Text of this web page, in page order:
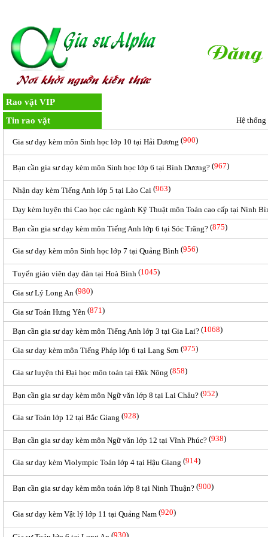
Rao vặt VIP
Tin rao vặt
Hệ
Gia sư dạy kèm môn Sinh học lớp 10 tại Hải Dương (900)
Bạn cần gia sư dạy kèm môn Sinh học lớp 6 tại Bình Dương? (967)
Nhận dạy kèm Tiếng Anh lớp 5 tại Lào Cai (963)
Dạy kèm luyện thi Cao học các ngành Kỹ Thuật môn Toán cao cấp tại Ninh
Bạn cần gia sư dạy kèm môn Tiếng Anh lớp 6 tại Sóc Trăng? (875)
Gia sư dạy kèm môn Sinh học lớp 7 tại Quảng Bình (956)
Tuyển giáo viên dạy đàn tại Hoà Bình (1045)
Gia sư Lý Long An (980)
Gia sư Toán Hưng Yên (871)
Bạn cần gia sư dạy kèm môn Tiếng Anh lớp 3 tại Gia Lai? (1068)
Gia sư dạy kèm môn Tiếng Pháp lớp 6 tại Lạng Sơn (975)
Gia sư luyện thi Đại học môn toán tại Đăk Nông (858)
Bạn cần gia sư dạy kèm môn Ngữ văn lớp 8 tại Lai Châu? (952)
Gia sư Toán lớp 12 tại Bắc Giang (928)
Bạn cần gia sư dạy kèm môn Ngữ văn lớp 12 tại Vĩnh Phúc? (938)
Gia sư dạy kèm Violympic Toán lớp 4 tại Hậu Giang (914)
Bạn cần gia sư dạy kèm môn toán lớp 8 tại Ninh Thuận? (900)
Gia sư dạy kèm Vật lý lớp 11 tại Quảng Nam (920)
(930)